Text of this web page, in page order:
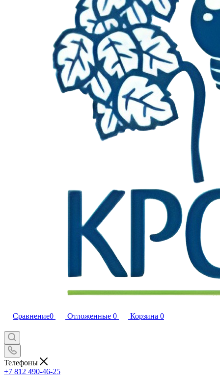
Сравнение0 Отложенные 0 Корзина 0
Телефоны
+7 812 490-46-25